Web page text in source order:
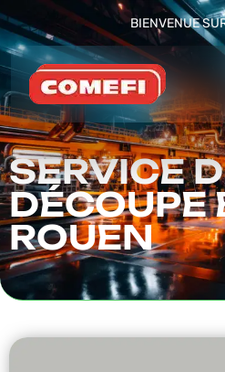
BIENVENUE
SERVICE
DÉCOUPE
ROUEN